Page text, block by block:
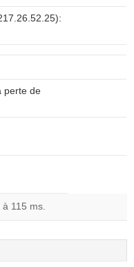
perte de
115 ms.